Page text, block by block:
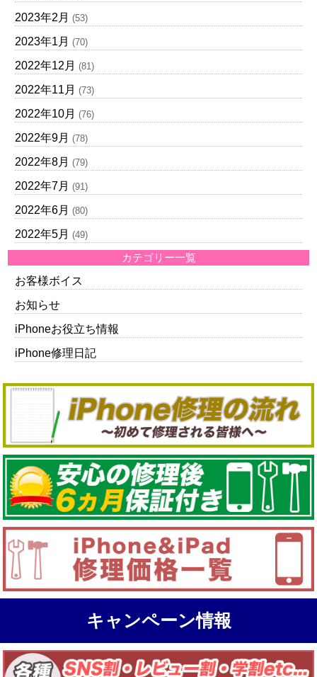
2023年2月 (53)
2023年1月 (70)
2022年12月 (81)
2022年11月 (73)
2022年10月 (76)
2022年9月 (78)
2022年8月 (79)
2022年7月 (91)
2022年6月 (80)
2022年5月 (49)
カテゴリー一覧
お客様ボイス
お知らせ
iPhoneお役立ち情報
iPhone修理日記
キャンペーン情報